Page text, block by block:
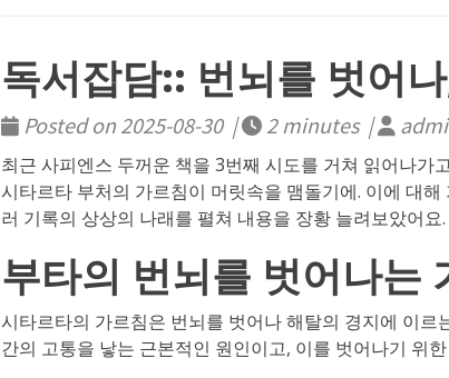
독서잡담:: 번뇌를 벗어
Posted on 2025-08-30 | 2 minutes |
최근 사피엔스 두꺼운 책을 3번째 시도를 거쳐 읽어나가
시타르타 부처의 가르침이 머릿속을 맴돌기에. 이에 대
러 기록의 상상의 나래를 펼쳐 내용을 장황 늘려보았어요.
부타의 번뇌를 벗어나는
시타르타의 가르침은 번뇌를 벗어나 해탈의 경지에 이르
간의 고통을 낳는 근본적인 원인이고, 이를 벗어나기 위